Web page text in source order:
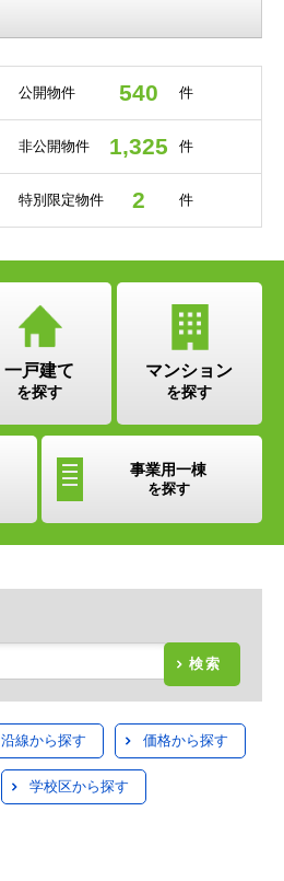
公開物件 540 件
非公開物件 1,325 件
特別限定物件 2 件
一戸建て
を探す
マンション
を探す
事業用一棟
を探す
検索
沿線から探す 価格から探す
学校区から探す